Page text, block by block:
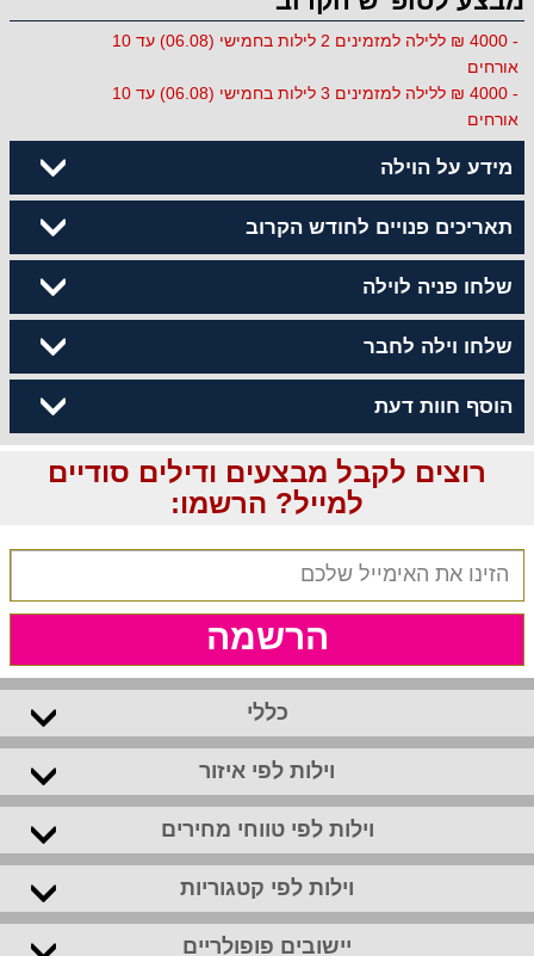
- 4000 ₪ ללילה למזמינים 2 לילות בחמישי (06.08) עד 10
אורחים
- 4000 ₪ ללילה למזמינים 3 לילות בחמישי (06.08) עד 10
אורחים
מידע על הוילה
תאריכים פנויים לחודש הקרוב
שלחו פניה לוילה
שלחו וילה לחבר
הוסף חוות דעת
רוצים לקבל מבצעים ודילים סודיים
למייל? הרשמו:
הרשמה
כללי
וילות לפי איזור
וילות לפי טווחי מחירים
וילות לפי קטגוריות
יישובים פופולריים